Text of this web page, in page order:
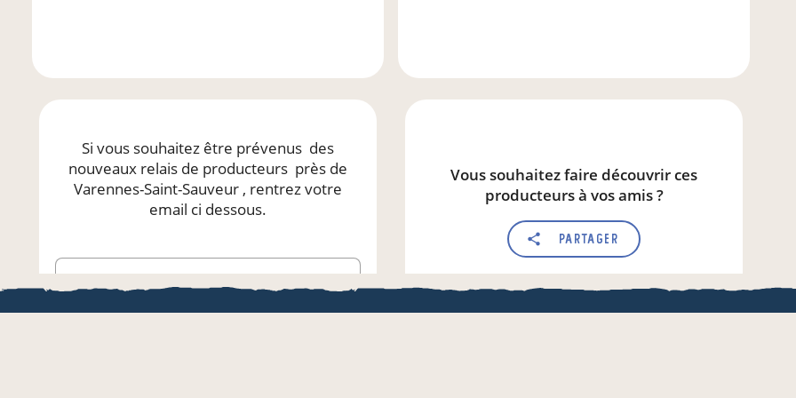
Si vous souhaitez être prévenus des
nouveaux relais de producteurs près de
Varennes-Saint-Sauveur , rentrez votre
email ci dessous.
Saisissez votre email*
Vous souhaitez faire découvrir ces
producteurs à vos amis ?
Partager